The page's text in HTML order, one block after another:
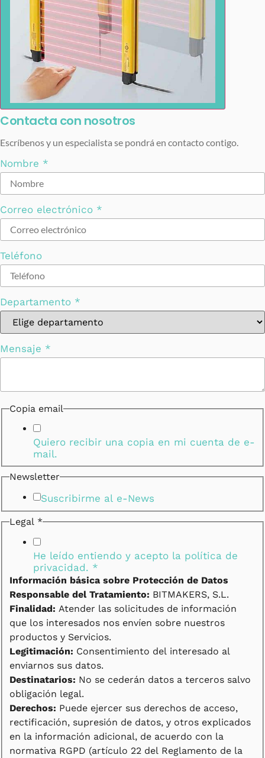
Contacta con nosotros
Escríbenos y un especialista se pondrá en contacto contigo.
Nombre *
Correo electrónico *
Teléfono
Departamento *
Nombre
Correo
Mensaje *
Copia email
Quiero recibir una copia en mi cuenta de e-
mail.
Newsletter
Suscribirme al e-News
Legal *
He leído entiendo y acepto la política de
privacidad. *
Información básica sobre Protección de Datos
Responsable del Tratamiento: BITMAKERS, S.L.
Finalidad: Atender las solicitudes de información
que los interesados nos envíen sobre nuestros
productos y Servicios.
Legitimación: Consentimiento del interesado al
enviarnos sus datos.
Destinatarios: No se cederán datos a terceros salvo
obligación legal.
Derechos: Puede ejercer sus derechos de acceso,
rectificación, supresión de datos, y otros explicados
en la información adicional, de acuerdo con la
normativa RGPD (artículo 22 del Reglamento de la